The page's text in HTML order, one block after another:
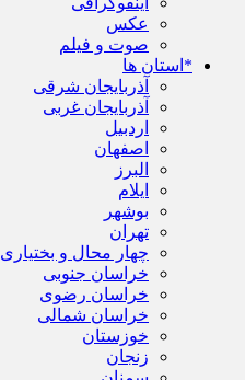
عکس
صوت و فیلم
*استان ها
آذربایجان شرقی
آذربایجان غربی
اردبیل
اصفهان
البرز
ایلام
بوشهر
تهران
چهار محال و بختیاری
خراسان جنوبی
خراسان رضوی
خراسان شمالی
خوزستان
زنجان